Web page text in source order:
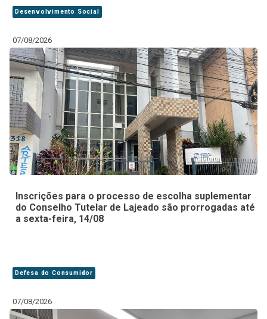
Desenvolvimento Social
07/08/2026
Inscrições para o processo de escolha suplementar
do Conselho Tutelar de Lajeado são prorrogadas até
a sexta-feira, 14/08
Defesa do Consumidor
07/08/2026